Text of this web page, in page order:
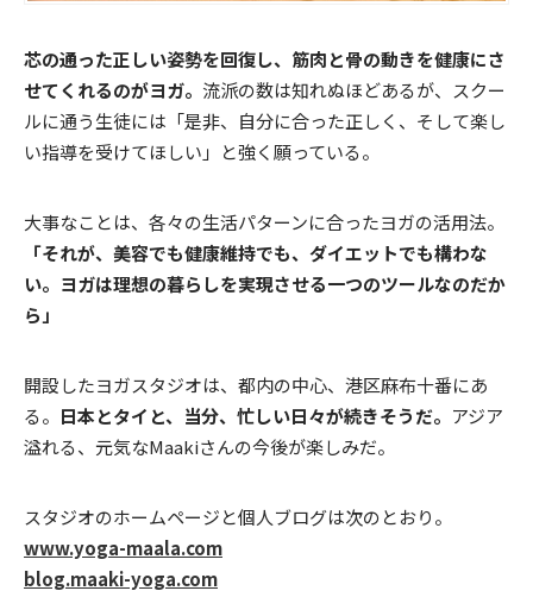
芯の通った正しい姿勢を回復し、筋肉と骨の動きを健康にさ
せてくれるのがヨガ。 流派の数は知れぬほどあるが、スクー
ルに通う生徒には「是非、自分に合った正しく、そして楽し
い指導を受けてほしい」と強く願っている。
大事なことは、各々の生活パターンに合ったヨガの活用法。
「それが、美容でも健康維持でも、ダイエットでも構わな
い。ヨガは理想の暮らしを実現させる一つのツールなのだか
ら」
開設したヨガスタジオは、都内の中心、港区麻布十番にあ
る。 日本とタイと、当分、忙しい日々が続きそうだ。 アジア
溢れる、元気なMaakiさんの今後が楽しみだ。
スタジオのホームページと個人ブログは次のとおり。
www.yoga-maala.com
blog.maaki-yoga.com